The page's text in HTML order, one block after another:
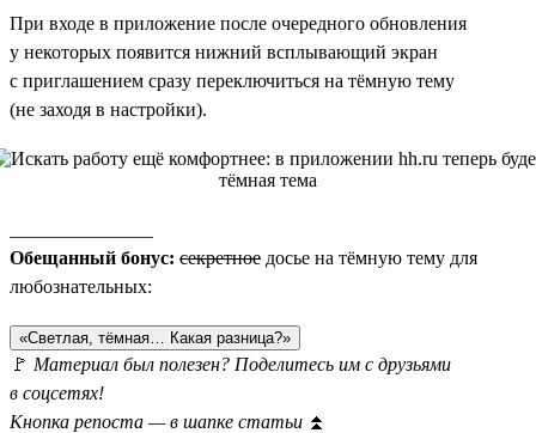
При входе в приложение после очередного обновления
у некоторых появится нижний всплывающий экран
с приглашением сразу переключиться на тёмную тему
(не заходя в настройки).
Обещанный бонус: секретное досье на тёмную тему для
любознательных:
«Светлая, тёмная… Какая разница?»
🚩 Материал был полезен? Поделитесь им с друзьями
в соцсетях!
Кнопка репоста — в шапке статьи ⏫